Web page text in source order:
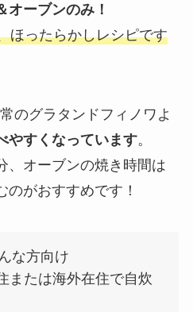
オーブンのみ！
ほったらかしレシピです
のグラタンドフィノワよ
やすくなっています。
、オーブンの焼き時間は
がおすすめです！
な方向け
または海外在住で自炊